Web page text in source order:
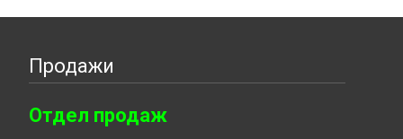
Продажи
Отдел продаж